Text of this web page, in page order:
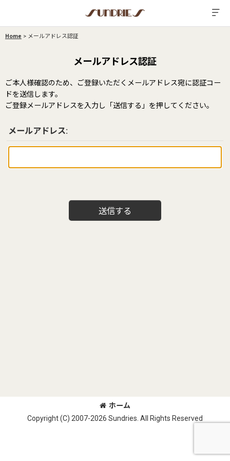
Home > メールアドレス認証
メールアドレス認証
ご本人様確認のため、ご登録いただくメールアドレス宛に認証コー
ドを送信します。
ご登録メールアドレスを入力し「送信する」を押してください。
メールアドレス:
送信する
ホーム
Copyright (C) 2007-2026 Sundries. All Rights Reserved